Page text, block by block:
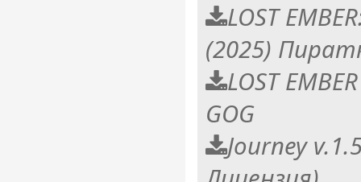
LOST
(2025)
LOST
GOG
Journey